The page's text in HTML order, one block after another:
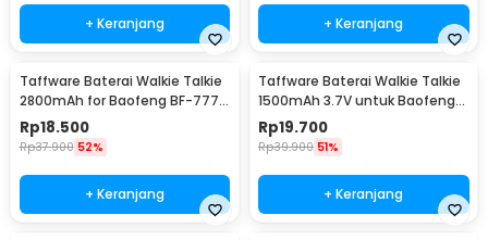
+ Keranjang + Keranjang
Taffware Baterai Walkie Talkie
2800mAh for Baofeng BF-777S
666S 888S
Rp18.500
Rp37.900 52%
+ Keranjang
Taffware Baterai Walkie Talkie
1500mAh 3.7V untuk Baofeng
BF-UV3R - BL-3
Rp19.700
Rp39.900 51%
+ Keranjang